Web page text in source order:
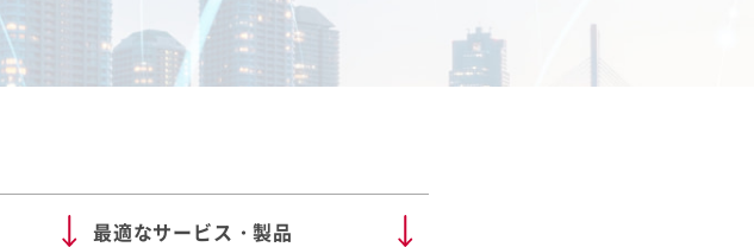
最適なサービス・製品